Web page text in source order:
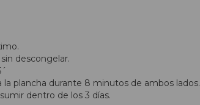
descongelar.
la plancha durante 8 minutos de ambos lados.
dentro de los 3 días.